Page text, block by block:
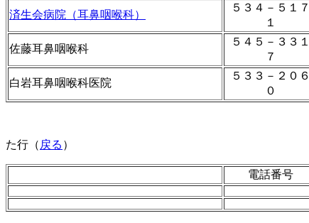
済生会病院（耳鼻咽喉科）
５３４－５１７
１
佐藤耳鼻咽喉科
５４５－３３１
７
白岩耳鼻咽喉科医院
５３３－２０６
０
た行（ 戻る ）
電話番号